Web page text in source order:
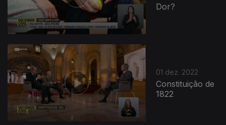
Dor?
01 dez. 2022
Constituição de
1822